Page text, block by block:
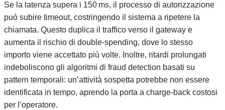
Se la latenza supera i 150 ms, il processo di autorizzazione
può subire timeout, costringendo il sistema a ripetere la
chiamata. Questo duplica il traffico verso il gateway e
aumenta il rischio di double‑spending, dove lo stesso
importo viene accettato più volte. Inoltre, ritardi prolungati
indeboliscono gli algoritmi di fraud detection basati su
pattern temporali: un’attività sospetta potrebbe non essere
identificata in tempo, aprendo la porta a charge‑back costosi
per l’operatore.